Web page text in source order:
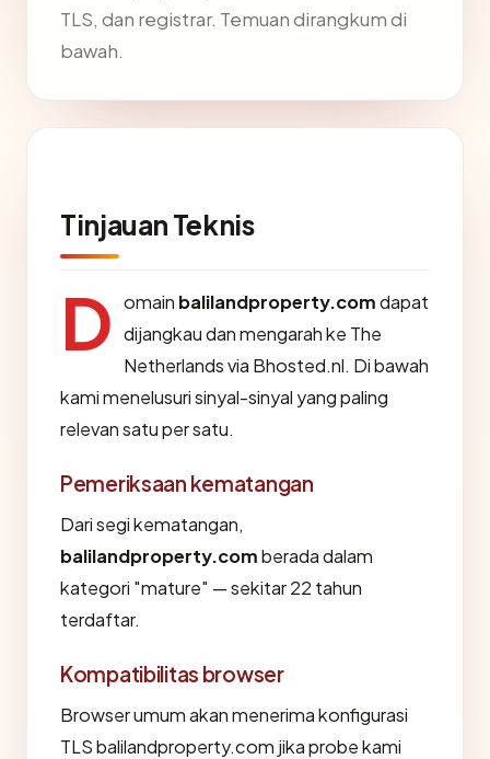
TLS, dan registrar. Temuan dirangkum di
bawah.
Tinjauan Teknis
D omain balilandproperty.comdapat
dijangkau dan mengarah ke The
Netherlands via Bhosted.nl. Di bawah
kami menelusuri sinyal-sinyal yang paling
relevan satu per satu.
Pemeriksaan kematangan
Dari segi kematangan,
balilandproperty.comberada dalam
kategori "mature" — sekitar 22 tahun
terdaftar.
Kompatibilitas browser
Browser umum akan menerima konfigurasi
TLS balilandproperty.com jika probe kami